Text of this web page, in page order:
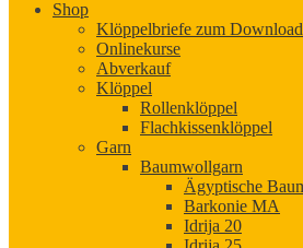
Shop
Klöppelbriefe zum Download
Onlinekurse
Abverkauf
Klöppel
Rollenklöppel
Flachkissenklöppel
Garn
Baumwollgarn
Ägyptische
Barkonie MA
Idrija 20